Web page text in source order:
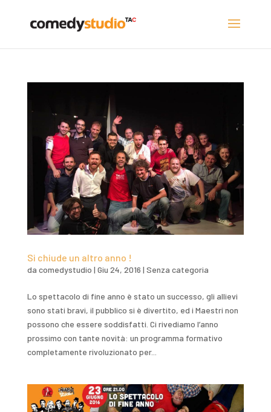
Si chiude un altro anno !
da comedystudio | Giu 24, 2016 | Senza categoria
Lo spettacolo di fine anno è stato un successo, gli allievi
sono stati bravi, il pubblico si è divertito, ed i Maestri non
possono che essere soddisfatti. Ci rivediamo l’anno
prossimo con tante novità: un programma formativo
completamente rivoluzionato per...